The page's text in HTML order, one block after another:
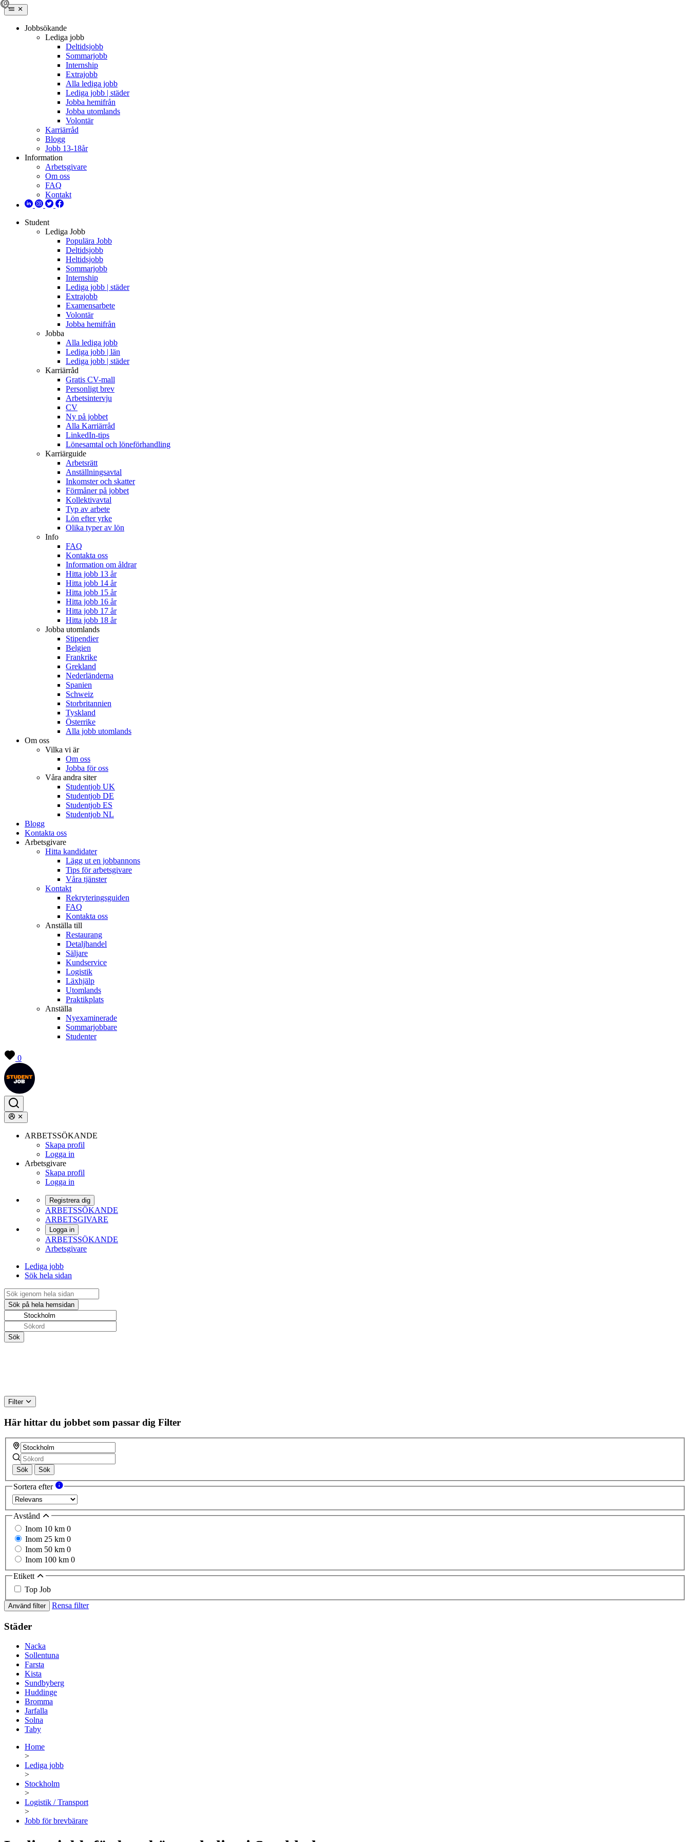
Jobbsökande
Lediga jobb
Deltidsjobb
Sommarjobb
Internship
Extrajobb
Alla lediga jobb
Lediga jobb | städer
Jobba hemifrån
Jobba utomlands
Volontär
Karriärråd
Blogg
Jobb 13-18år
Information
Arbetsgivare
Om oss
FAQ
Kontakt
Student
Lediga Jobb
Populära Jobb
Deltidsjobb
Heltidsjobb
Sommarjobb
Internship
Lediga jobb | städer
Extrajobb
Examensarbete
Volontär
Jobba hemifrån
Jobba
Alla lediga jobb
Lediga jobb | län
Lediga jobb | städer
Karriärråd
Gratis CV-mall
Personligt brev
Arbetsintervju
CV
Ny på jobbet
Alla Karriärråd
LinkedIn-tips
Lönesamtal och löneförhandling
Karriärguide
Arbetsrätt
Anställningsavtal
Inkomster och skatter
Förmåner på jobbet
Kollektivavtal
Typ av arbete
Lön efter yrke
Olika typer av lön
Info
FAQ
Kontakta oss
Information om åldrar
Hitta jobb 13 år
Hitta jobb 14 år
Hitta jobb 15 år
Hitta jobb 16 år
Hitta jobb 17 år
Hitta jobb 18 år
Jobba utomlands
Stipendier
Belgien
Frankrike
Grekland
Nederländerna
Spanien
Schweiz
Storbritannien
Tyskland
Österrike
Alla jobb utomlands
Om oss
Vilka vi är
Om oss
Jobba för oss
Våra andra siter
Studentjob UK
Studentjob DE
Studentjob ES
Studentjob NL
Blogg
Kontakta oss
Arbetsgivare
Hitta kandidater
Lägg ut en jobbannons
Tips för arbetsgivare
Våra tjänster
Kontakt
Rekryteringsguiden
FAQ
Kontakta oss
Anställa till
Restaurang
Detaljhandel
Säljare
Kundservice
Logistik
Läxhjälp
Utomlands
Praktikplats
Anställa
Nyexaminerade
Sommarjobbare
Studenter
0
ARBETSSÖKANDE
Skapa profil
Logga in
Arbetsgivare
Skapa profil
Logga in
Registrera dig
ARBETSSÖKANDE
ARBETSGIVARE
Logga in
ARBETSSÖKANDE
Arbetsgivare
Lediga jobb
Sök hela sidan
Filter
Här hittar du jobbet som passar dig Filter
Sök Sök
Sortera efter
Avstånd
Inom 10 km 0
Inom 25 km 0
Inom 50 km 0
Inom 100 km 0
Etikett
Top Job
Använd filter Rensa filter
Städer
Nacka
Sollentuna
Farsta
Kista
Sundbyberg
Huddinge
Bromma
Jarfalla
Solna
Taby
Home
>
Lediga jobb
>
Stockholm
>
Logistik / Transport
>
Jobb för brevbärare